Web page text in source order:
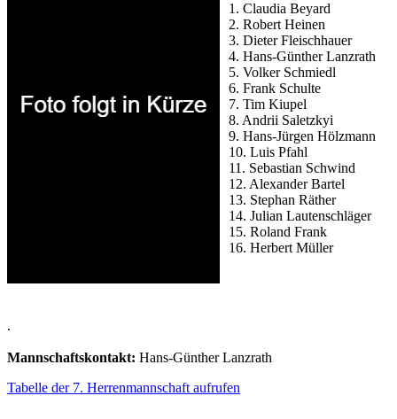
1. Claudia Beyard
2. Robert Heinen
3. Dieter Fleischhauer
4. Hans-Günther Lanzrath
5. Volker Schmiedl
6. Frank Schulte
7. Tim Kiupel
8. Andrii Saletzkyi
9. Hans-Jürgen Hölzmann
10. Luis Pfahl
11. Sebastian Schwind
12. Alexander Bartel
13. Stephan Räther
14. Julian Lautenschläger
15. Roland Frank
16. Herbert Müller
.
Mannschaftskontakt: Hans-Günther Lanzrath
Tabelle der 7. Herrenmannschaft aufrufen